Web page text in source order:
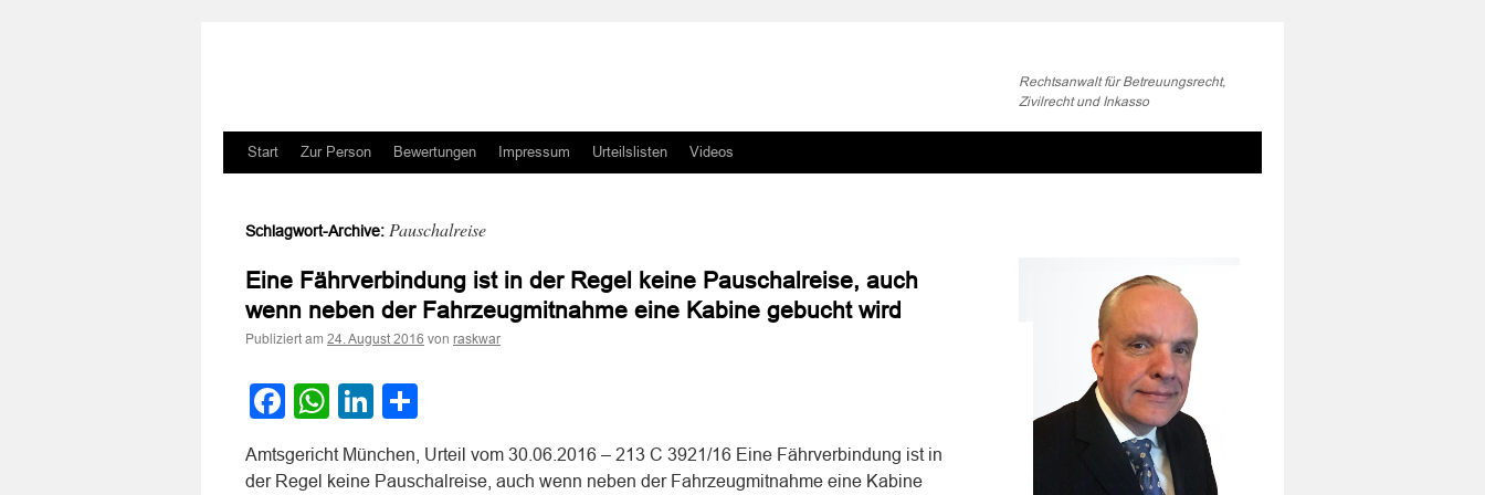
Rechtsanwalt für Betreuungsrecht,
Zivilrecht und Inkasso
Zum
springen
Start Zur Person Bewertungen Impressum Urteilslisten Videos
Schlagwort-Archive: Pauschalreise
Eine Fährverbindung ist in der Regel keine Pauschalreise, auch
wenn neben der Fahrzeugmitnahme eine Kabine gebucht wird
Publiziert am 24. August 2016 von raskwar
Facebook
WhatsApp
LinkedIn
Amtsgericht München, Urteil vom 30.06.2016 – 213 C 3921/16 Eine Fährverbindung ist in
der Regel keine Pauschalreise, auch wenn neben der Fahrzeugmitnahme eine Kabine